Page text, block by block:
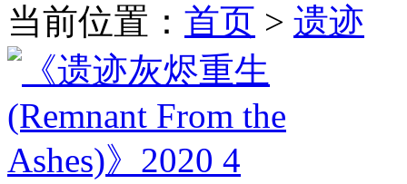
当前位置： 首页 > 遗迹